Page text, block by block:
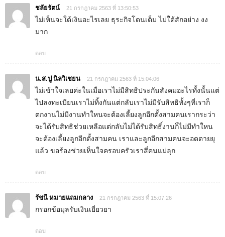
ชลัยรัตน์ 21 กรกฎาคม 2563 ที่ 13:50:53
ไม่เห็นจะใด้เงินอะไรเลย ธุระกิจโดนเต็ม ไม่ใด้สักอย่าง งง
มาก
ตอบ
น.ส.ปู นิลวิเชยน 21 กรกฎาคม 2563 ที่ 15:04:06
ไม่เข้าใจเลยค่ะในเมื่อเราไม่มีสิทธิประกันสังคมอะไรทั้งนั้นแต่
ไปลงทะเบียนเราไม่ทิ้งกันแต่กลับเราไม่มีรับสิทธิทั้งๆที่เราก็
ตกงานไม่มีงานทำใหนจะต้องเลี้ยงลูกอีกตั้งสามคนเรากระว่า
จะได้รับสิทธิช่วยเหลือแต่กลับไม่ได้รับสิทธิ์งานก็ไม่มีทำใหน
จะต้องเลี้ยงลูกอีกตั้งสามคน เราและลูกอีกสามคนจะอดตายยุ
แล้ว ขอร้องช่วยเห็นใจครอบครัวเราสี่คนแม่ลุก
ตอบ
รัชนี หมายแถมกลาง 21 กรกฎาคม 2563 ที่ 15:07:26
กรอกข้อมุลรับเงินเยี่ยวยา
ตอบ